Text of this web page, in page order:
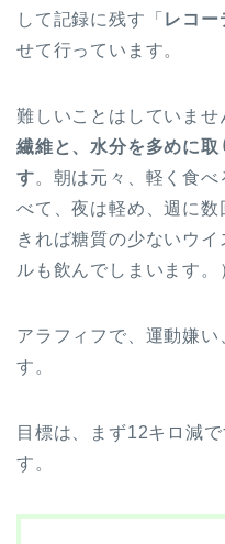
して記録に残す「 レコー
せて行っています。
難しいことはしていませ
繊維と、水分を多めに
す。朝は元々、軽く食
べて、夜は軽め、週に
きれば糖質の少ないウ
ルも飲んでしまいます。
アラフィフで、運動嫌
す。
目標は、まず12キロ減
す。